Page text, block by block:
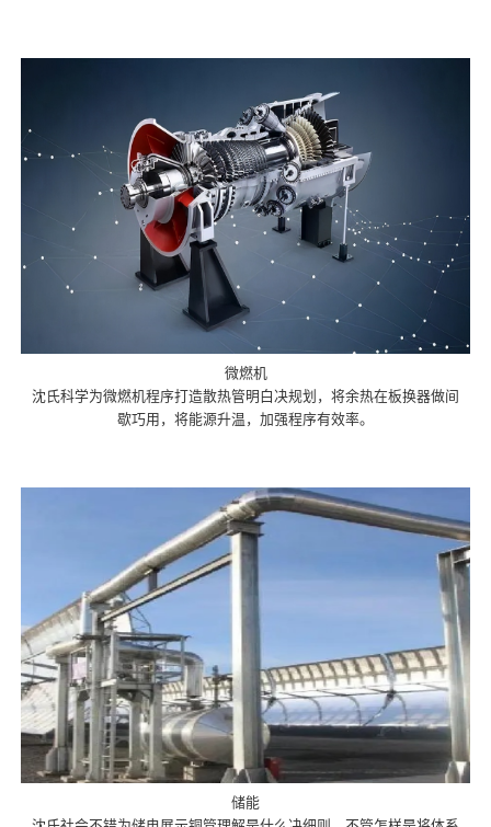
微燃机
沈氏科学为微燃机程序打造散热管明白决规划，将余热在板换器做间
歇巧用，将能源升温，加强程序有效率。
储能